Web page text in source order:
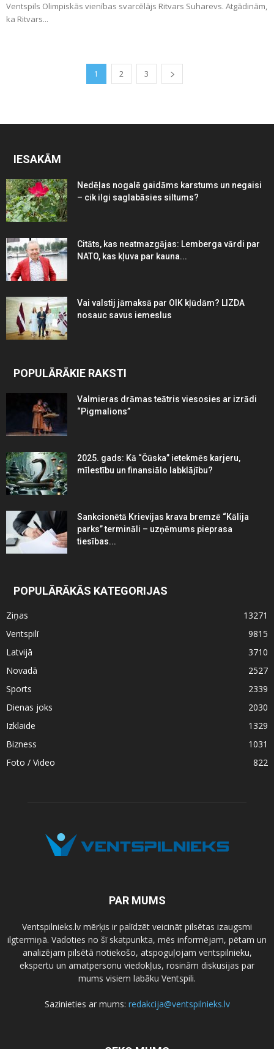
Ventspils Olimpiskās vienības svarcēlājs Ritvars Suharevs. Atgādinām,
ka Ritvars...
1 2 3
IESAKĀM
Nedēļas nogalē gaidāms karstums un negaisi
– cik ilgi saglabāsies siltums?
Citāts, kas neatmazgājas: Lemberga vārdi par
NATO, kas kļuva par kauna...
Vai valstij jāmaksā par OIK kļūdām? LIZDA
nosauc savus iemeslus
POPULĀRĀKIE RAKSTI
Valmieras drāmas teātris viesosies ar izrādi
“Pigmalions”
2025. gads: Kā “Čūska” ietekmēs karjeru,
mīlestību un finansiālo labklājību?
Sankcionētā Krievijas krava bremzē “Kālija
parks” termināli – uzņēmums pieprasa
tiesības...
POPULĀRĀKĀS KATEGORIJAS
Ziņas
13271
Ventspilī
9815
Latvijā
3710
Novadā
2527
Sports
2339
Dienas joks
2030
Izklaide
1329
Bizness
1031
Foto / Video
822
PAR MUMS
Ventspilnieks.lv mērķis ir palīdzēt veicināt pilsētas izaugsmi
ilgtermiņā. Vadoties no šī skatpunkta, mēs informējam, pētam un
analizējam pilsētā notiekošo, atspoguļojam ventspilnieku,
ekspertu un amatpersonu viedokļus, rosinām diskusijas par
mums visiem labāku Ventspili.
Sazinieties ar mums: redakcija@ventspilnieks.lv